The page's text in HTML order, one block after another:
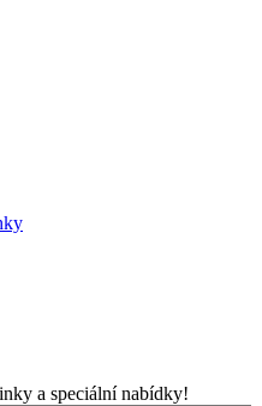
a speciální nabídky!